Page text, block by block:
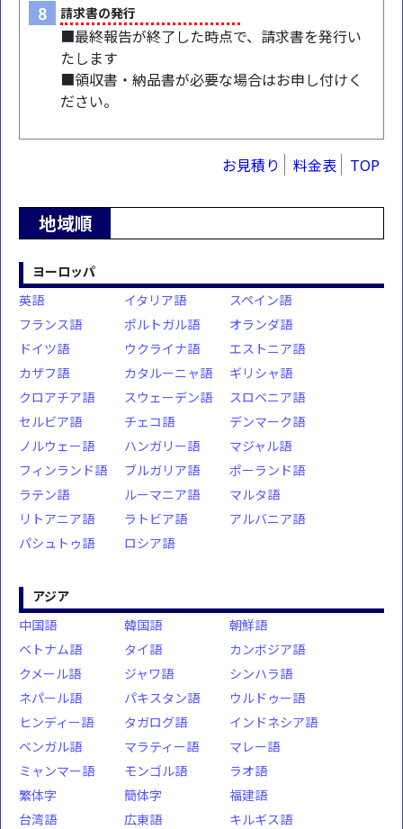
8 請求書の発行
■最終報告が終了した時点で、請求書を発行い
たします
■領収書・納品書が必要な場合はお申し付けく
ださい。
お見積り 料金表 TOP
地域順
ヨーロッパ
英語
イタリア語
スペイン語
フランス語
ポルトガル語
オランダ語
ドイツ語
ウクライナ語
エストニア語
カザフ語
カタルーニャ語
ギリシャ語
クロアチア語
スウェーデン語
スロベニア語
セルビア語
チェコ語
デンマーク語
ノルウェー語
ハンガリー語
マジャル語
フィンランド語
ブルガリア語
ポーランド語
ラテン語
ルーマニア語
マルタ語
リトアニア語
ラトビア語
アルバニア語
パシュトゥ語
ロシア語
アジア
中国語
韓国語
朝鮮語
ベトナム語
タイ語
カンボジア語
クメール語
ジャワ語
シンハラ語
ネパール語
パキスタン語
ウルドゥー語
ヒンディー語
タガログ語
インドネシア語
ベンガル語
マラティー語
マレー語
ミャンマー語
モンゴル語
ラオ語
繁体字
簡体字
福建語
台湾語
広東語
キルギス語